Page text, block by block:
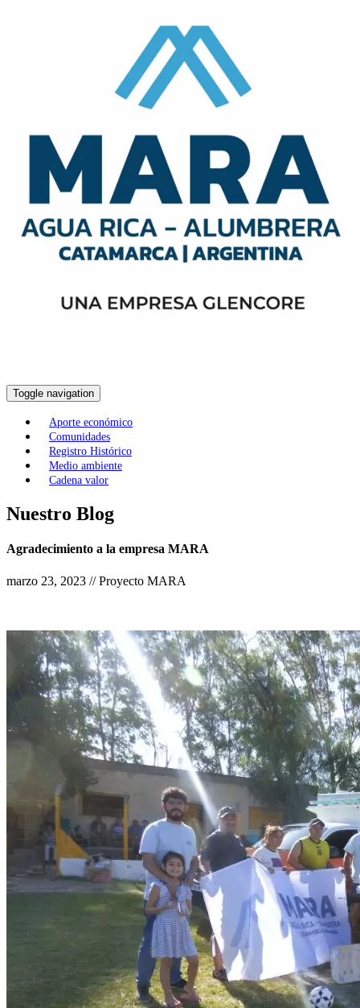
Toggle navigation
Aporte económico
Comunidades
Registro Histórico
Medio ambiente
Cadena valor
Nuestro Blog
Agradecimiento a la empresa MARA
marzo 23, 2023 // Proyecto MARA